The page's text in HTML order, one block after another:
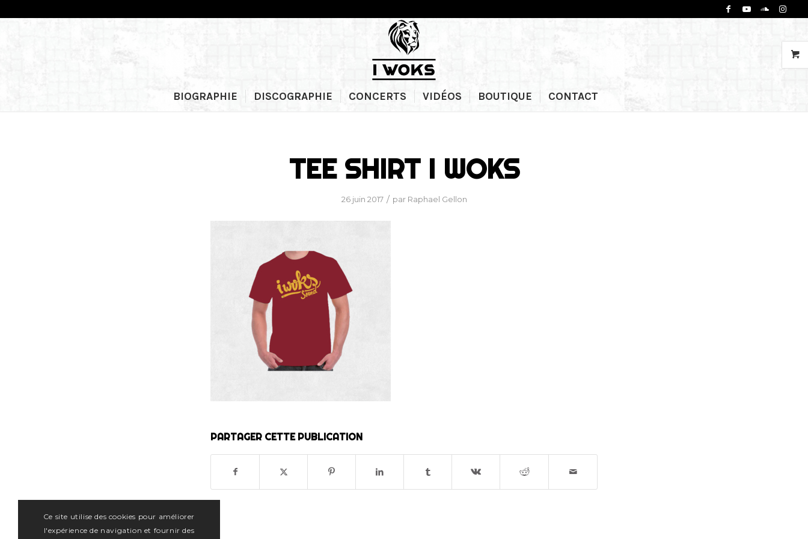
BIOGRAPHIE DISCOGRAPHIE CONCERTS VIDÉOS BOUTIQUE CONTACT
TEE SHIRT I WOKS
26 juin 2017 / par Raphael Gellon
PARTAGER CETTE PUBLICATION
Ce site utilise des cookies pour améliorer
l'expérience de navigation et fournir des